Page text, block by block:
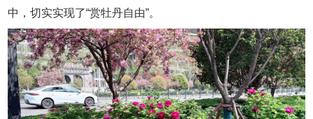
中，切实实现了“赏牡丹自由”。